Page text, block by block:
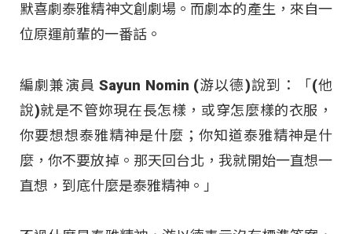
默喜劇泰雅精神文創劇場。而劇本的產生，來自一
位原運前輩的一番話。
編劇兼演員 Sayun Nomin (游以德)說到：「(他
說)就是不管妳現在長怎樣，或穿怎麼樣的衣服，
你要想想泰雅精神是什麼；你知道泰雅精神是什
麼，你不要放掉。那天回台北，我就開始一直想一
直想，到底什麼是泰雅精神。」